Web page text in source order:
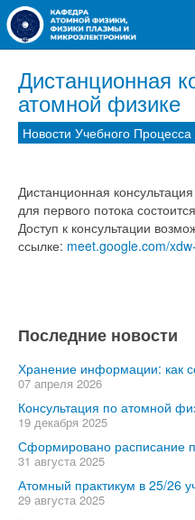
Дистанционная
атомной физике
Новости Учебного Процесса
Дистанционная
для первого потока
Доступ к консультации
ссылке: meet.google.com/
Последние новости
Хранение информации: как
07 апреля 2026
Консультация по атомной
19 декабря 2025
Сформировано расписание
31 августа 2025
Атомный практикум в 25/26
29 августа 2025